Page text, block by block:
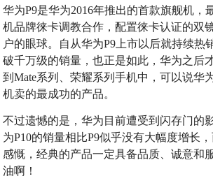
华为P9是华为2016年推出的首款旗舰机，
机品牌徕卡调教合作，配置徕卡认证的双
户的眼球。自从华为P9上市以后就持续热
破千万级的销量，也正是如此，华为之后
到Mate系列、荣耀系列手机中，可以说华
机卖的最成功的产品。
不过遗憾的是，华为目前遭受到闪存门的
为P10的销量相比P9似乎没有大幅度增长
感慨，经典的产品一定具备品质、诚意和
油啊！